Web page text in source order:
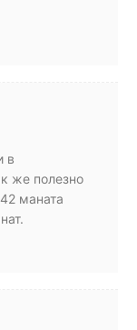
в
же полезно
маната